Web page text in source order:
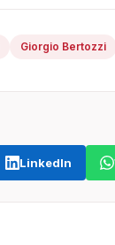
Giorgio Bertozzi
LinkedIn